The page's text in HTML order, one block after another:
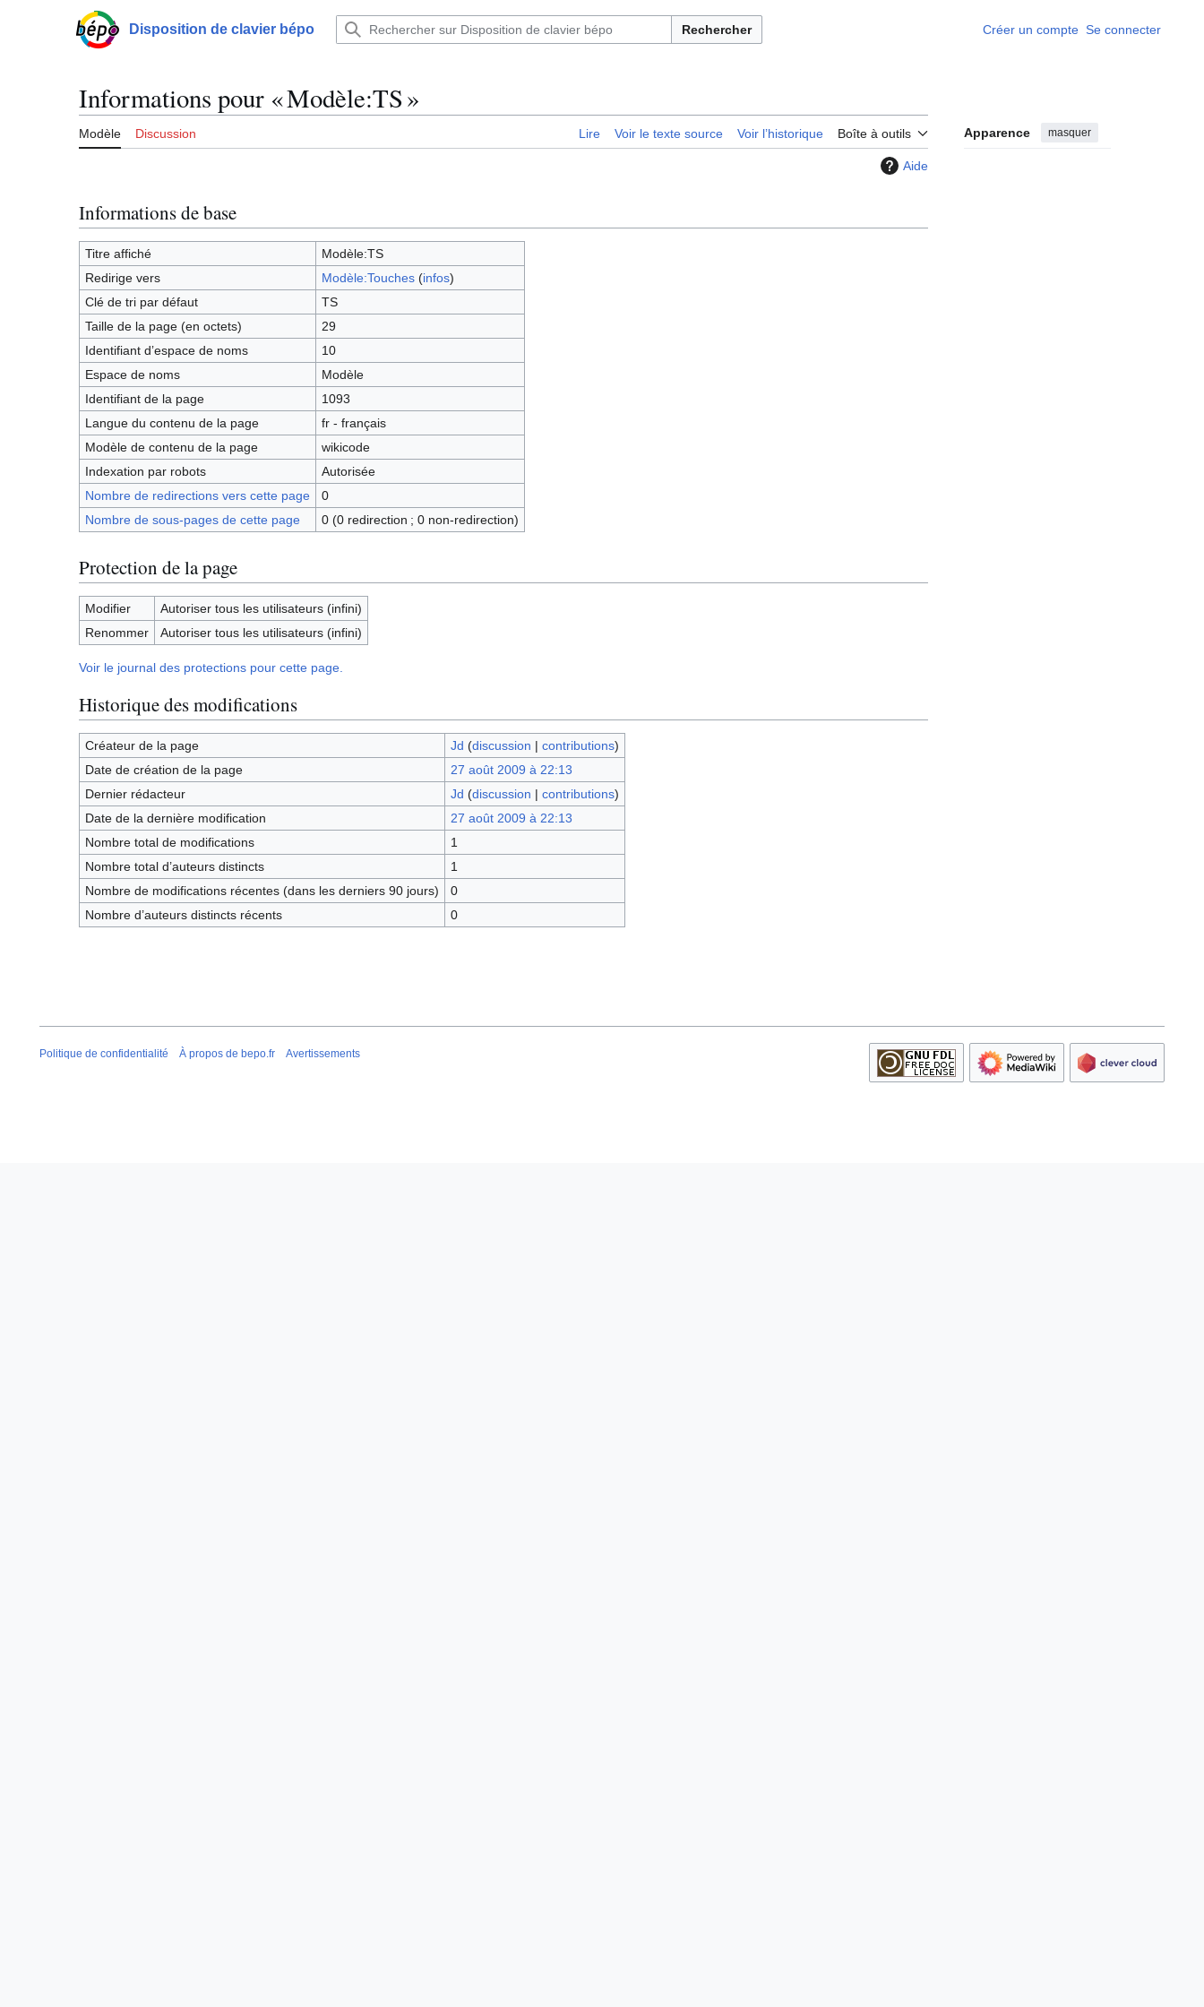
Menu principalDisposition de clavier bépo Rechercher Créer un compte Se connecter
Informations pour « Modèle:TS »
Modèle Discussion Lire Voir le texte source Voir l’historique Boîte à outils Apparence masquer
Aide
Informations de base
Titre affiché
Modèle:TS
Redirige vers
Modèle:Touches(infos)
Clé de tri par défaut
TS
Taille de la page (en octets)
29
Identifiant dʼespace de noms
10
Espace de noms
Modèle
Identifiant de la page
1093
Langue du contenu de la page
fr - français
Modèle de contenu de la page
wikicode
Indexation par robots
Autorisée
Nombre de redirections vers cette page
0
Nombre de sous-pages de cette page
0 (0 redirection ; 0 non-redirection)
Protection de la page
Modifier
Autoriser tous les utilisateurs (infini)
Renommer
Autoriser tous les utilisateurs (infini)
Voir le journal des protections pour cette page.
Historique des modifications
Créateur de la page Jd (discussion | contributions)
Date de création de la page
27 août 2009 à 22:13
Dernier rédacteur
Jd (discussion | contributions)
Date de la dernière modification
27 août 2009 à 22:13
Nombre total de modifications
1
Nombre total d’auteurs distincts
1
Nombre de modifications récentes (dans les derniers 90 jours)
0
Nombre d’auteurs distincts récents
0
Politique de confidentialité À propos de bepo.fr Avertissements